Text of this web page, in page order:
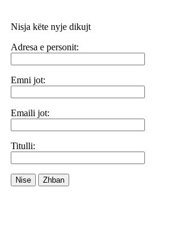
Nisja këte nyje dikujt
Adresa e personit:
Emni jot:
Emaili jot:
Titulli:
Nise Zhban